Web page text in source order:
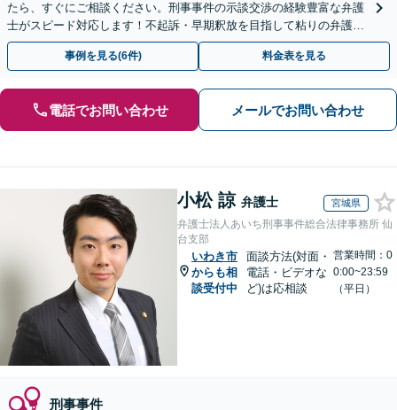
たら、すぐにご相談ください。刑事事件の示談交渉の経験豊富な弁護
士がスピード対応します！不起訴・早期釈放を目指して粘りの弁護活
動を行います。
事例を見る(6件) 料金表を見る
電話でお問い合わせ メールでお問い合わせ
小松 諒 弁護士 宮城県
弁護士法人あいち刑事事件総合法律事務所 仙
台支部
いわき市
からも相
談受付中
面談方法(対面・
電話・ビデオな
ど)は応相談
営業時間：0
0:00~23:59
（平日）
刑事事件